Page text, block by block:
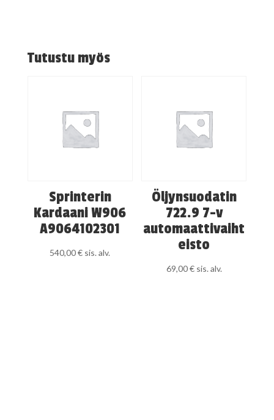
Tutustu myös
Sprinterin
Kardaani W906
A9064102301
540,00€ sis. alv.
Öljynsuodatin
722.9 7-v
automaattivaiht
eisto
69,00€ sis. alv.